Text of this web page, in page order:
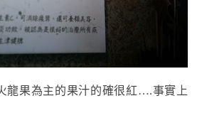
龍果為主的果汁的確很紅….事實上